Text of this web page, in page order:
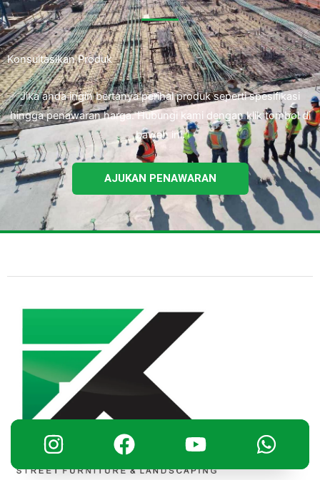
Konsultasikan Produk
Jika anda ingin bertanya perihal produk seperti spesifikasi
hingga penawaran harga. Hubungi kami dengan klik tombol di
bawah ini.
AJUKAN PENAWARAN